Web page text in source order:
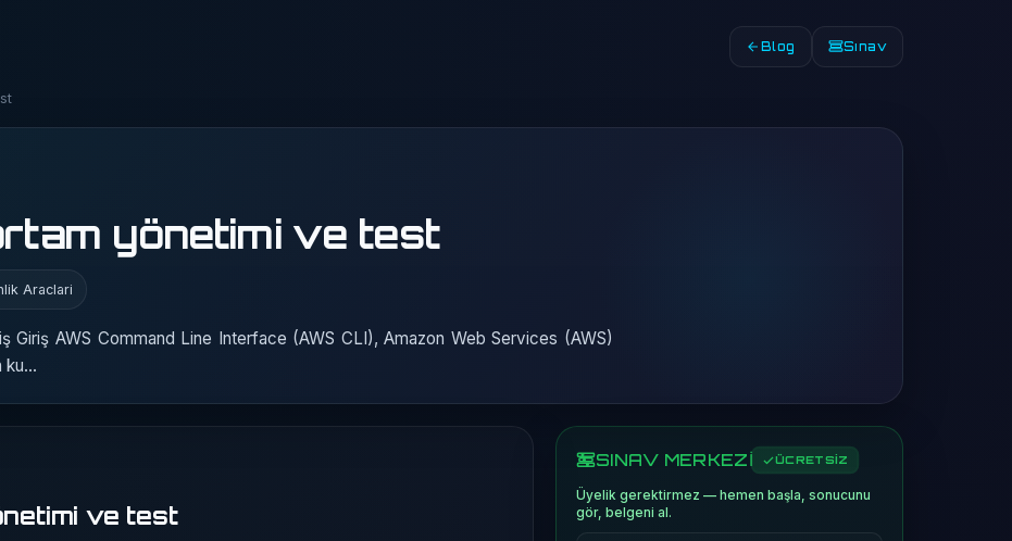
Blog Sınav
yönetimi ve test
Araclari
AWS Command Line Interface (AWS CLI), Amazon Web Services (AWS)
ku…
ve test
SINAV MERKEZİ ÜCRETSİZ
Üyelik gerektirmez — hemen başla, sonucunu
gör, belgeni al.